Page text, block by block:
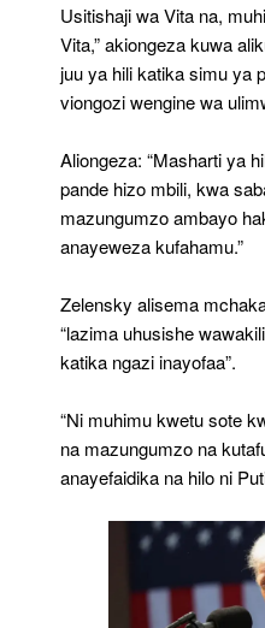
Usitishaji wa Vita na,
Vita,” akiongeza kuwa
juu ya hili katika simu ya
viongozi wengine wa
Aliongeza: “Masharti ya
pande hizo mbili, kwa
mazungumzo ambayo
anayeweza kufahamu.”
Zelensky alisema
“lazima uhusishe
katika ngazi inayofaa”.
“Ni muhimu kwetu sote
na mazungumzo na
anayefaidika na hilo ni